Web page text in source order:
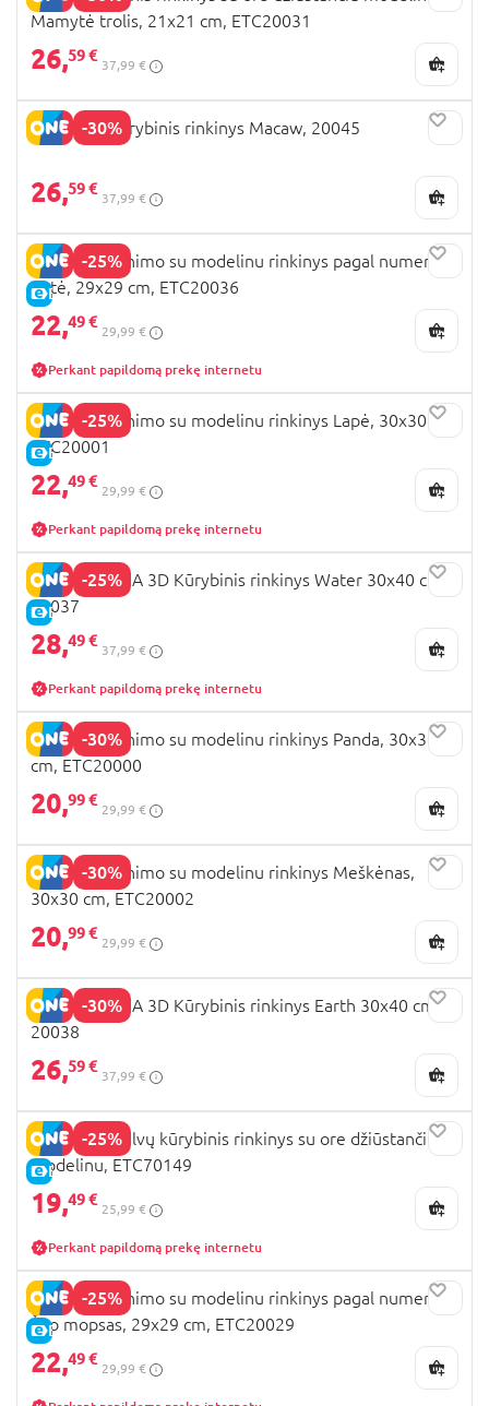
Mamytė trolis, 21x21 cm, ETC20031
26,59 €
37,99 €
-30%
OKTO 3D Kūrybinis rinkinys Macaw, 20045
26,59 €
37,99 €
-25%
E-KAINA
OKTO spalvinimo su modelinu rinkinys pagal numerius
Katė, 29x29 cm, ETC20036
22,49 €
29,99 €
Perkant papildomą prekę internetu
-25%
E-KAINA
OKTO spalvinimo su modelinu rinkinys Lapė, 30x30 cm,
ETC20001
22,49 €
29,99 €
Perkant papildomą prekę internetu
-25%
E-KAINA
OKTO MANGA 3D Kūrybinis rinkinys Water 30x40 cm,
20037
28,49 €
37,99 €
Perkant papildomą prekę internetu
-30%
OKTO spalvinimo su modelinu rinkinys Panda, 30x30
cm, ETC20000
20,99 €
29,99 €
-30%
OKTO spalvinimo su modelinu rinkinys Meškėnas,
30x30 cm, ETC20002
20,99 €
29,99 €
-30%
OKTO MANGA 3D Kūrybinis rinkinys Earth 30x40 cm,
20038
26,59 €
37,99 €
-25%
E-KAINA
OKTO 36 spalvų kūrybinis rinkinys su ore džiūstančiu
modelinu, ETC70149
19,49 €
25,99 €
Perkant papildomą prekę internetu
-25%
E-KAINA
OKTO spalvinimo su modelinu rinkinys pagal numerius
Šuo mopsas, 29x29 cm, ETC20029
22,49 €
29,99 €